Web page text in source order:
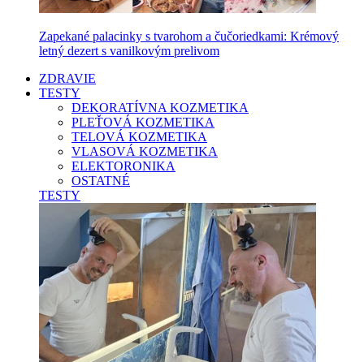
Zapekané palacinky s tvarohom a čučoriedkami: Krémový
letný dezert s vanilkovým prelivom
ZDRAVIE
TESTY
DEKORATÍVNA KOZMETIKA
PLEŤOVÁ KOZMETIKA
TELOVÁ KOZMETIKA
VLASOVÁ KOZMETIKA
ELEKTORONIKA
OSTATNÉ
TESTY